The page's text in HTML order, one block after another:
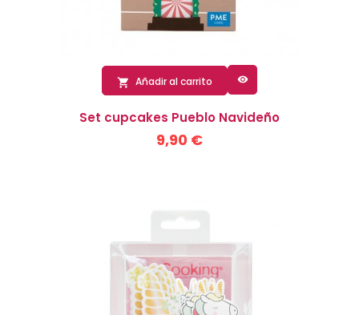
 Añadir al carrito 
Set cupcakes Pueblo Navideño
9,90 €